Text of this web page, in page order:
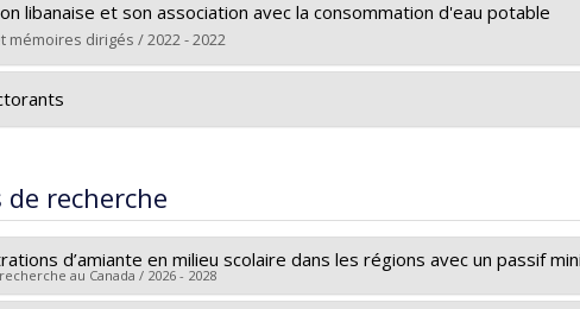
libanaise et son association avec la consommation d'eau potable
mémoires dirigés / 2022 - 2022
:Nasser Eddine, Nessrine
le document dans Papyrus
de recherche
d’amiante en milieu scolaire dans les régions avec un passif
au Canada / 2026 - 2028